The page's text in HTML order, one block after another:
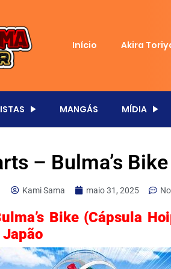
Início Akira
MANGÁS MÍDIA
– Bulma’s
Kami Sama maio 31, 2025
Bike (Cápsula